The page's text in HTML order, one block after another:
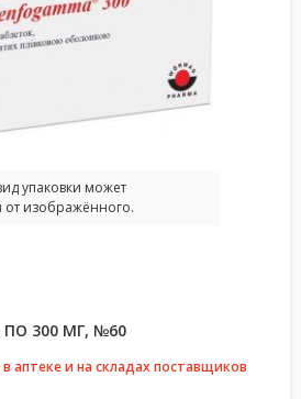
упаковки может
от изображённого.
300 МГ, №60
аптеке и на складах поставщиков